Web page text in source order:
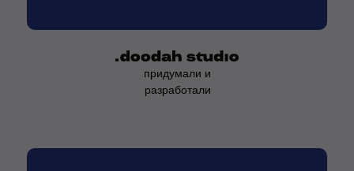
придумали и
разработали